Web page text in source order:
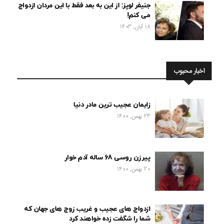
جنیفر لوپز: از این به بعد فقط با این مردان ازدواج
می کنم!
18 آبان, 1403
اخبار محبوب
زایمان عجیب ترین مادر دنیا
23 بهمن, 1400
پیرزن روسی 68 ساله آدم خوار
20 بهمن, 1400
ازدواج های عجیب و غریب زوج های جهان که
شما را شگفت زده خواهند کرد